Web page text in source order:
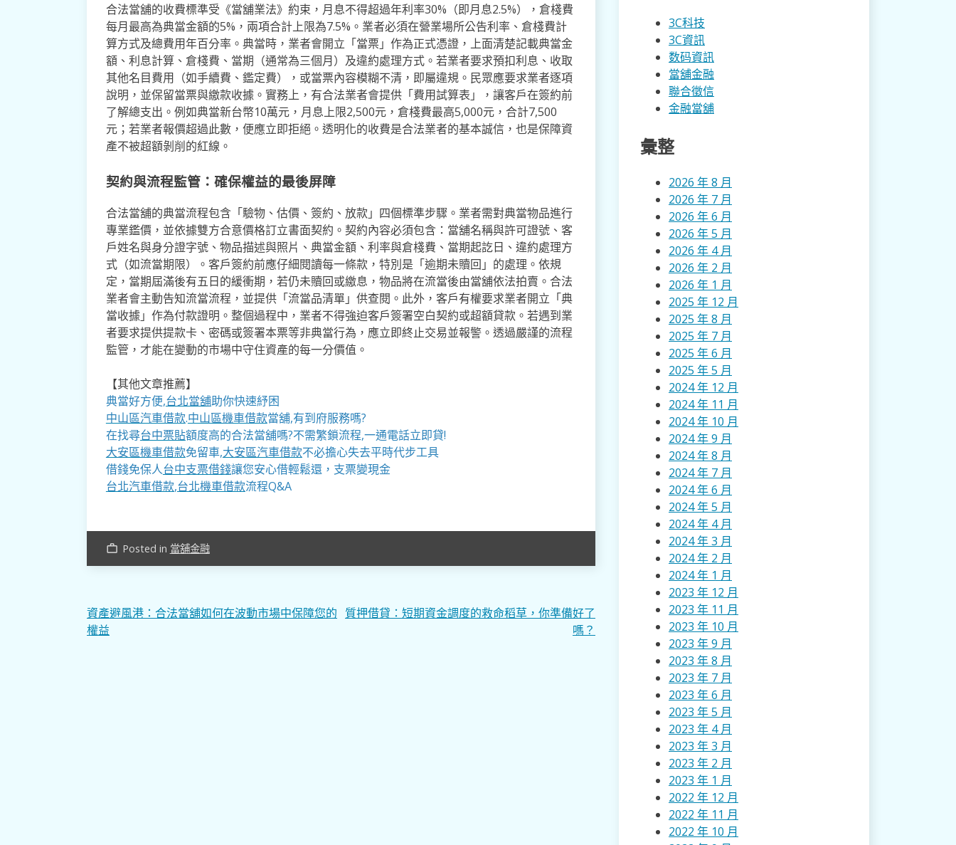
合法當舖的收費標準受《當舖業法》約束，月息不得超過年利率30%（即月息2.5%），倉棧費
每月最高為典當金額的5%，兩項合計上限為7.5%。業者必須在營業場所公告利率、倉棧費計
算方式及總費用年百分率。典當時，業者會開立「當票」作為正式憑證，上面清楚記載典當金
額、利息計算、倉棧費、當期（通常為三個月）及違約處理方式。若業者要求預扣利息、收取
其他名目費用（如手續費、鑑定費），或當票內容模糊不清，即屬違規。民眾應要求業者逐項
說明，並保留當票與繳款收據。實務上，有合法業者會提供「費用試算表」，讓客戶在簽約前
了解總支出。例如典當新台幣10萬元，月息上限2,500元，倉棧費最高5,000元，合計7,500
元；若業者報價超過此數，便應立即拒絕。透明化的收費是合法業者的基本誠信，也是保障資
產不被超額剝削的紅線。
契約與流程監管：確保權益的最後屏障
合法當舖的典當流程包含「驗物、估價、簽約、放款」四個標準步驟。業者需對典當物品進行
專業鑑價，並依據雙方合意價格訂立書面契約。契約內容必須包含：當舖名稱與許可證號、客
戶姓名與身分證字號、物品描述與照片、典當金額、利率與倉棧費、當期起訖日、違約處理方
式（如流當期限）。客戶簽約前應仔細閱讀每一條款，特別是「逾期未贖回」的處理。依規
定，當期屆滿後有五日的緩衝期，若仍未贖回或繳息，物品將在流當後由當舖依法拍賣。合法
業者會主動告知流當流程，並提供「流當品清單」供查閱。此外，客戶有權要求業者開立「典
當收據」作為付款證明。整個過程中，業者不得強迫客戶簽署空白契約或超額貸款。若遇到業
者要求提供提款卡、密碼或簽署本票等非典當行為，應立即終止交易並報警。透過嚴謹的流程
監管，才能在變動的市場中守住資產的每一分價值。
【其他文章推薦】
典當好方便,台北當舖助你快速紓困
中山區汽車借款.中山區機車借款當舖,有到府服務嗎?
在找尋台中票貼額度高的合法當舖嗎?不需繁鎖流程,一通電話立即貸!
大安區機車借款免留車,大安區汽車借款不必擔心失去平時代步工具
借錢免保人台中支票借錢讓您安心借輕鬆還，支票變現金
台北汽車借款,台北機車借款流程Q&A
work_outline Posted in 當舖金融
文
章
資產避風港：合法當舖如何在波動市場中保障您的
權益
質押借貸：短期資金調度的救命稻草，你準備好了
嗎？
3C科技
3C資訊
数码資訊
當舖金融
聯合徵信
金融當舖
彙整
2026 年 8 月
2026 年 7 月
2026 年 6 月
2026 年 5 月
2026 年 4 月
2026 年 2 月
2026 年 1 月
2025 年 12 月
2025 年 8 月
2025 年 7 月
2025 年 6 月
2025 年 5 月
2024 年 12 月
2024 年 11 月
2024 年 10 月
2024 年 9 月
2024 年 8 月
2024 年 7 月
2024 年 6 月
2024 年 5 月
2024 年 4 月
2024 年 3 月
2024 年 2 月
2024 年 1 月
2023 年 12 月
2023 年 11 月
2023 年 10 月
2023 年 9 月
2023 年 8 月
2023 年 7 月
2023 年 6 月
2023 年 5 月
2023 年 4 月
2023 年 3 月
2023 年 2 月
2023 年 1 月
2022 年 12 月
2022 年 11 月
2022 年 10 月